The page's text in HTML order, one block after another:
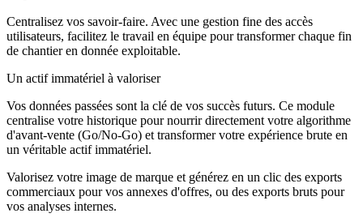
Centralisez vos savoir-faire. Avec une gestion fine des accès
utilisateurs, facilitez le travail en équipe pour transformer chaque fin
de chantier en donnée exploitable.
Un actif immatériel à valoriser
Vos données passées sont la clé de vos succès futurs. Ce module
centralise votre historique pour nourrir directement votre algorithme
d'avant-vente (Go/No-Go) et transformer votre expérience brute en
un véritable actif immatériel.
Valorisez votre image de marque et générez en un clic des exports
commerciaux pour vos annexes d'offres, ou des exports bruts pour
vos analyses internes.